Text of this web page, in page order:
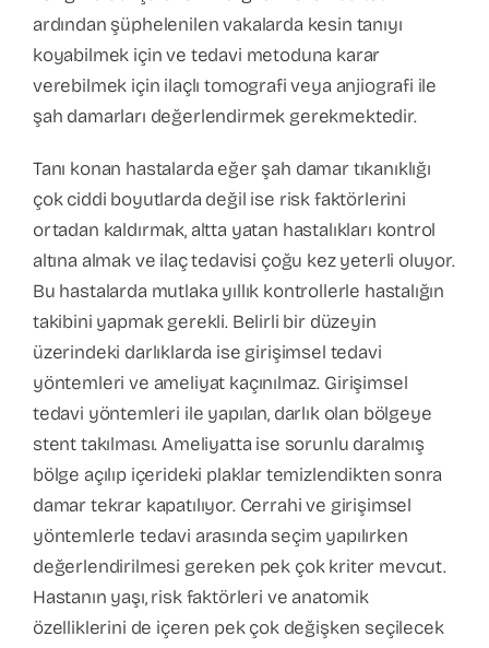
ardından şüphelenilen vakalarda kesin tanıyı
koyabilmek için ve tedavi metoduna karar
verebilmek için ilaçlı tomografi veya anjiografi ile
şah damarları değerlendirmek gerekmektedir.
Tanı konan hastalarda eğer şah damar tıkanıklığı
çok ciddi boyutlarda değil ise risk faktörlerini
ortadan kaldırmak, altta yatan hastalıkları kontrol
altına almak ve ilaç tedavisi çoğu kez yeterli oluyor.
Bu hastalarda mutlaka yıllık kontrollerle hastalığın
takibini yapmak gerekli. Belirli bir düzeyin
üzerindeki darlıklarda ise girişimsel tedavi
yöntemleri ve ameliyat kaçınılmaz. Girişimsel
tedavi yöntemleri ile yapılan, darlık olan bölgeye
stent takılması. Ameliyatta ise sorunlu daralmış
bölge açılıp içerideki plaklar temizlendikten sonra
damar tekrar kapatılıyor. Cerrahi ve girişimsel
yöntemlerle tedavi arasında seçim yapılırken
değerlendirilmesi gereken pek çok kriter mevcut.
Hastanın yaşı, risk faktörleri ve anatomik
özelliklerini de içeren pek çok değişken seçilecek